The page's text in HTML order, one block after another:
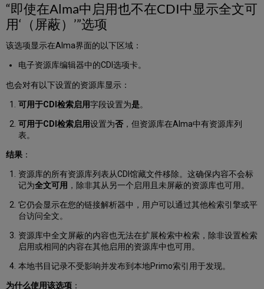
系
统
共
享
数
据
的
资
库
为
“对
CDI
检
索
用
可
有
了
“即使在Alma中启用也不在CDI中显示全文可
用‘（屏蔽）’”选项
该选项显示在Alma界面的以下区域：
电子资源库编辑器中的CDI选项卡。
也会对有以下设置的资源库显示：
可用于CDI检索启用字段设置为是。
可用于CDI检索启用设置为否，但资源库在Alma中有资源库列
表。
结果 ：
资源库的所有资源库列表从CDI馆藏文件移除。这确保内容不会标
记为全文可用 ，除非其从另一个启用且未屏蔽的资源库也可用。
它仍会显示在您的链接解析器中，用户可以通过其他检索引擎或平
台访问全文。
资源库中全文屏蔽的内容也无法在扩展检索中检索，除非设置检索
启用或相同的内容在其他启用的资源库中也可用。
本地书目记录不受影响并发布到本地Primo索引用于发现。
为什么使用该选项 ：